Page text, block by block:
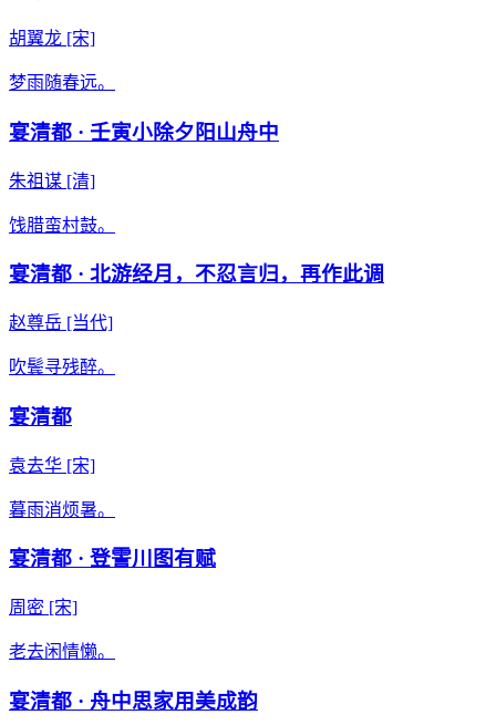
胡翼龙 [宋]
梦雨随春远。
宴清都 · 壬寅小除夕阳山舟中
朱祖谋 [清]
饯腊蛮村鼓。
宴清都 · 北游经月，不忍言归，再作此调
赵尊岳 [当代]
吹鬓寻残醉。
宴清都
袁去华 [宋]
暮雨消烦暑。
宴清都 · 登霅川图有赋
周密 [宋]
老去闲情懒。
宴清都 · 舟中思家用美成韵